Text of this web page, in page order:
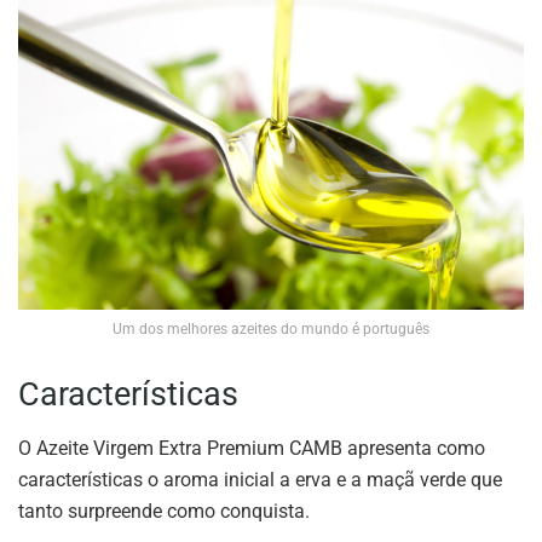
Um dos melhores azeites do mundo é português
Características
O Azeite Virgem Extra Premium CAMB apresenta como
características o aroma inicial a erva e a maçã verde que
tanto surpreende como conquista.